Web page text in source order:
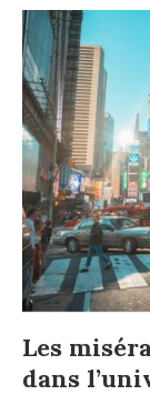
Les
dans